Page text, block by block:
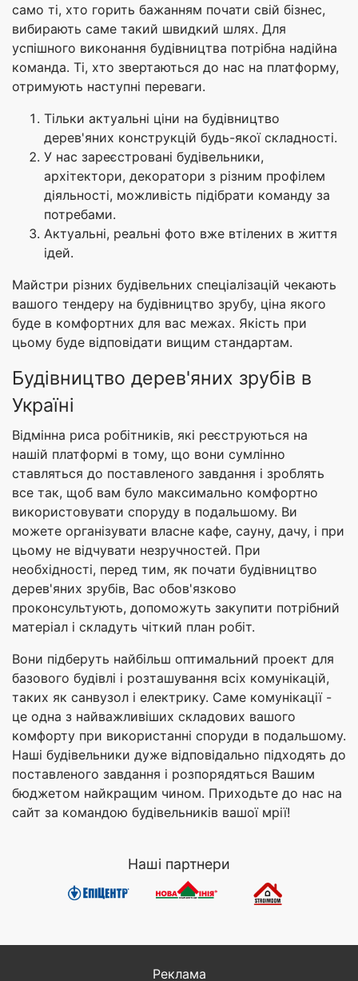
само ті, хто горить бажанням почати свій бізнес,
вибирають саме такий швидкий шлях. Для
успішного виконання будівництва потрібна надійна
команда. Ті, хто звертаються до нас на платформу,
отримують наступні переваги.
Тільки актуальні ціни на будівництво
дерев'яних конструкцій будь-якої складності.
У нас зареєстровані будівельники,
архітектори, декоратори з різним профілем
діяльності, можливість підібрати команду за
потребами.
Актуальні, реальні фото вже втілених в життя
ідей.
Майстри різних будівельних спеціалізацій чекають
вашого тендеру на будівництво зрубу, ціна якого
буде в комфортних для вас межах. Якість при
цьому буде відповідати вищим стандартам.
Будівництво дерев'яних зрубів в
Україні
Відмінна риса робітників, які реєструються на
нашій платформі в тому, що вони сумлінно
ставляться до поставленого завдання і зроблять
все так, щоб вам було максимально комфортно
використовувати споруду в подальшому. Ви
можете організувати власне кафе, сауну, дачу, і при
цьому не відчувати незручностей. При
необхідності, перед тим, як почати будівництво
дерев'яних зрубів, Вас обов'язково
проконсультують, допоможуть закупити потрібний
матеріал і складуть чіткий план робіт.
Вони підберуть найбільш оптимальний проект для
базового будівлі і розташування всіх комунікацій,
таких як санвузол і електрику. Саме комунікації -
це одна з найважливіших складових вашого
комфорту при використанні споруди в подальшому.
Наші будівельники дуже відповідально підходять до
поставленого завдання і розпорядяться Вашим
бюджетом найкращим чином. Приходьте до нас на
сайт за командою будівельників вашої мрії!
Наші партнери
Реклама